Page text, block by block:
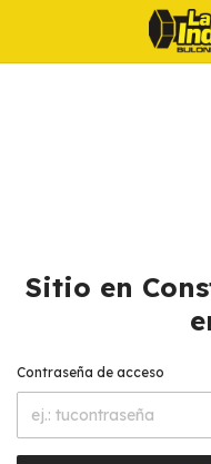
Sitio en
Contraseña de acceso